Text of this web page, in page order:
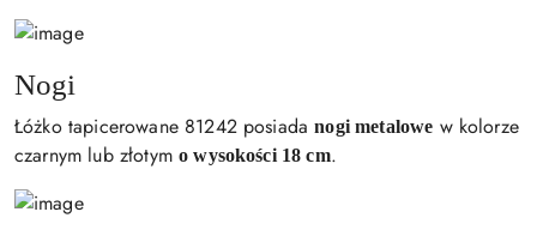
Nogi
Łóżko tapicerowane 81242 posiadanogi metalowe w kolorze
czarnym lub złotymo wysokości 18 cm.